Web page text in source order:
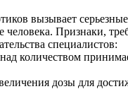
вызывает
человека. Признаки,
специалистов:
количеством
дозы для